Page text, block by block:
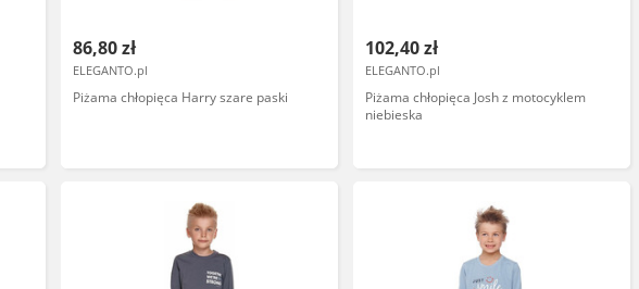
86,80 zł
ELEGANTO.pl
Piżama chłopięca Harry szare paski
102,40 zł
ELEGANTO.pl
Piżama chłopięca Josh z motocyklem
niebieska